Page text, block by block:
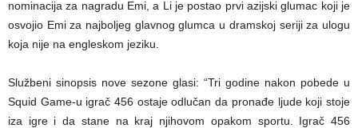
nominacija za nagradu Emi, a Li je postao prvi azijski glumac koji je
osvojio Emi za najboljeg glavnog glumca u dramskoj seriji za ulogu
koja nije na engleskom jeziku.
Službeni sinopsis nove sezone glasi: “Tri godine nakon pobede u
Squid Game-u igrač 456 ostaje odlučan da pronađe ljude koji stoje
iza igre i da stane na kraj njihovom opakom sportu. Igrač 456